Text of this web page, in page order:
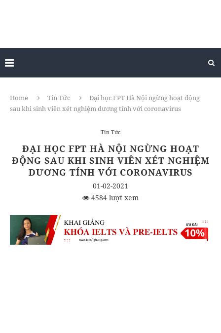
Home Tin Tức
Đại học FPT Hà Nội ngừng hoạt động
sau khi sinh viên xét nghiệm dương tính với coronavirus
Tin Tức
ĐẠI HỌC FPT HÀ NỘI NGỪNG HOẠT
ĐỘNG SAU KHI SINH VIÊN XÉT NGHIỆM
DƯƠNG TÍNH VỚI CORONAVIRUS
01-02-2021
4584 lượt xem